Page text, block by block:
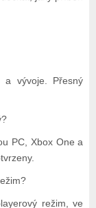
a vývoje. Přesný
PC, Xbox One a
režim, ve